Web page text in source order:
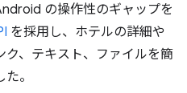
の操作性のギャップを
を採用し、ホテルの詳細や
、テキスト、ファイルを簡
。